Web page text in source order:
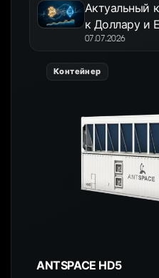
Актуальный
к Доллару и
07.07.2026
Контейнер
ANTSPACE HD5